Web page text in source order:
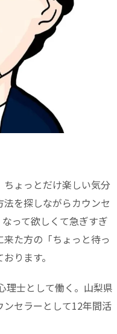
ょっとだけ楽しい気分
を探しながらカウンセ
って欲しくて急ぎすぎ
た方の「ちょっと待っ
ります。
理士として働く。山梨県
ンセラーとして12年間活